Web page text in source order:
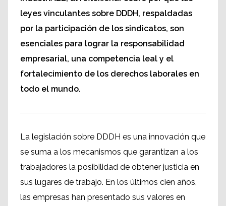
leyes vinculantes sobre DDDH, respaldadas
por la participación de los sindicatos, son
esenciales para lograr la responsabilidad
empresarial, una competencia leal y el
fortalecimiento de los derechos laborales en
todo el mundo.
La legislación sobre DDDH es una innovación que
se suma a los mecanismos que garantizan a los
trabajadores la posibilidad de obtener justicia en
sus lugares de trabajo. En los últimos cien años,
las empresas han presentado sus valores en